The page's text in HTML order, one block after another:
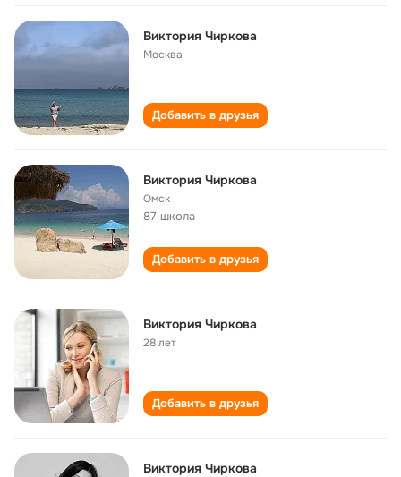
Виктория Чиркова
Москва
Добавить в друзья
Виктория Чиркова
Омск
87 школа
Добавить в друзья
Виктория Чиркова
28 лет
Добавить в друзья
Виктория Чиркова